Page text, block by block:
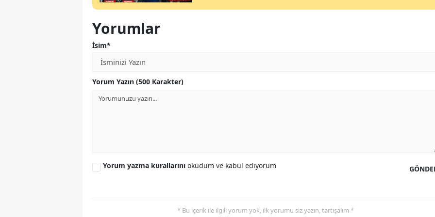
Yorumlar
İsim*
Yorum Yazın (500 Karakter)
Yorum yazma kurallarını okudum ve kabul ediyorum
* Bu içerik ile ilgili yorum yok, ilk yorumu siz yazın, tartışalım *